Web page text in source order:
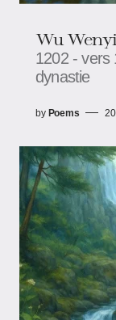
Wu
1202 - vers
dynastie
by Poems